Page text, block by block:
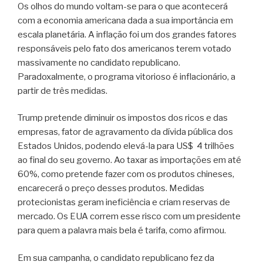
Os olhos do mundo voltam-se para o que acontecerá
com a economia americana dada a sua importância em
escala planetária. A inflação foi um dos grandes fatores
responsáveis pelo fato dos americanos terem votado
massivamente no candidato republicano.
Paradoxalmente, o programa vitorioso é inflacionário, a
partir de três medidas.
Trump pretende diminuir os impostos dos ricos e das
empresas, fator de agravamento da dívida pública dos
Estados Unidos, podendo elevá-la para US$ 4 trilhões
ao final do seu governo. Ao taxar as importações em até
60%, como pretende fazer com os produtos chineses,
encarecerá o preço desses produtos. Medidas
protecionistas geram ineficiência e criam reservas de
mercado. Os EUA correm esse risco com um presidente
para quem a palavra mais bela é tarifa, como afirmou.
Em sua campanha, o candidato republicano fez da